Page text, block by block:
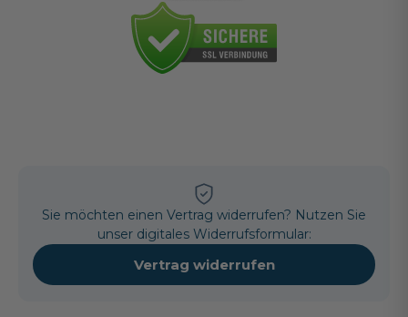
Sie möchten einen Vertrag widerrufen? Nutzen Sie
unser digitales Widerrufsformular:
Vertrag widerrufen